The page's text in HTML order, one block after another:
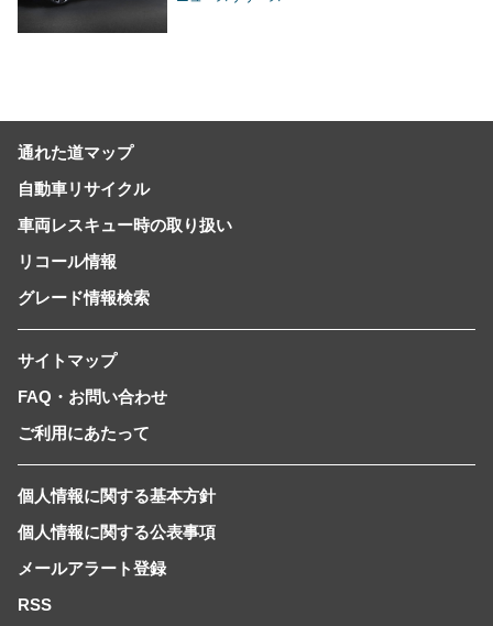
通れた道マップ
自動車リサイクル
車両レスキュー時の取り扱い
リコール情報
グレード情報検索
サイトマップ
FAQ・お問い合わせ
ご利用にあたって
個人情報に関する基本方針
個人情報に関する公表事項
メールアラート登録
RSS